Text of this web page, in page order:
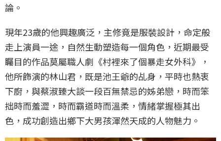
論。
現年23歲的他興趣廣泛，主修竟是服裝設計，命定般
走上演員一途，自然生動塑造每一個角色，近期最受
矚目的作品莫屬職人劇《村裡來了個暴走女外科》，
他所飾演的林山君，既是池王爺的乩身，平時也熱衷
下廚，與蔡淑臻大談一段百無禁忌的姊弟戀，時而笨
拙時而羞澀，時而霸道時而溫柔，情緒掌握極其出
色，成功創造出鄉下大男孩渾然天成的人物魅力。